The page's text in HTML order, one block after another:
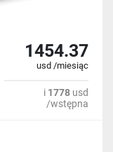
1454.37
usd /miesiąc
i 1778 usd
/wstępna